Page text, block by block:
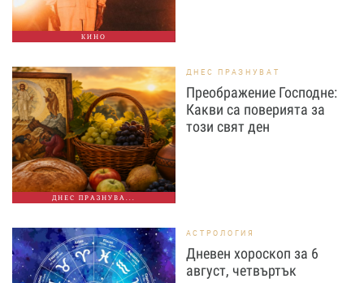
КИНО
ДНЕС ПРАЗНУВА...
ДНЕС ПРАЗНУВАТ
Преображение Господне:
Какви са поверията за
този свят ден
АСТРОЛОГИЯ
Дневен хороскоп за 6
август, четвъртък